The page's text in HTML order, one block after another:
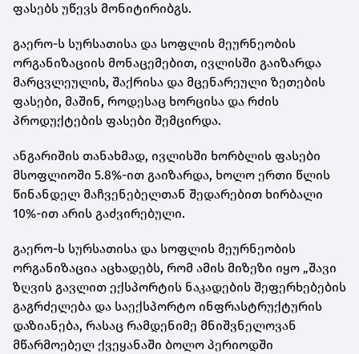
ფასებს უწევს მონიტირიბგს.
გაერო-ს სურსათისა და სოფლის მეურნეობის
ორგანიზაციის მონაცემებით, ივლისში გაიზარდა
მარცვლეულის, შაქრისა და მცენარეული ზეთების
ფასები, მაშინ, როდესაც ხორცისა და რძის
პროდუქტების ფასები შემცირდა.
ანგარიშის თანახმად, ივლისში ხორბლის ფასები
მსოფლიოში 5.8%-ით გაიზარდა, ხოლო ერთი წლის
წინანდელ მაჩვენებელთან შედარებით ხირბალი
10%-ით არის გაძვირებული.
გაერო-ს სურსათისა და სოფლის მეურნეობის
ორგანიზაცია აცხადებს, რომ ამის მიზეზი იყო „შავი
ზღვის გავლით ექსპორტის ნაკადების შეფერხებების
გაგრძელება და საექსპორტო ინფრასტრუქტურის
დაზიანება, რასაც რამდენიმე მნიშვნელოვან
მწარმოებელ ქვეყანაში ბოლო პერიოდში